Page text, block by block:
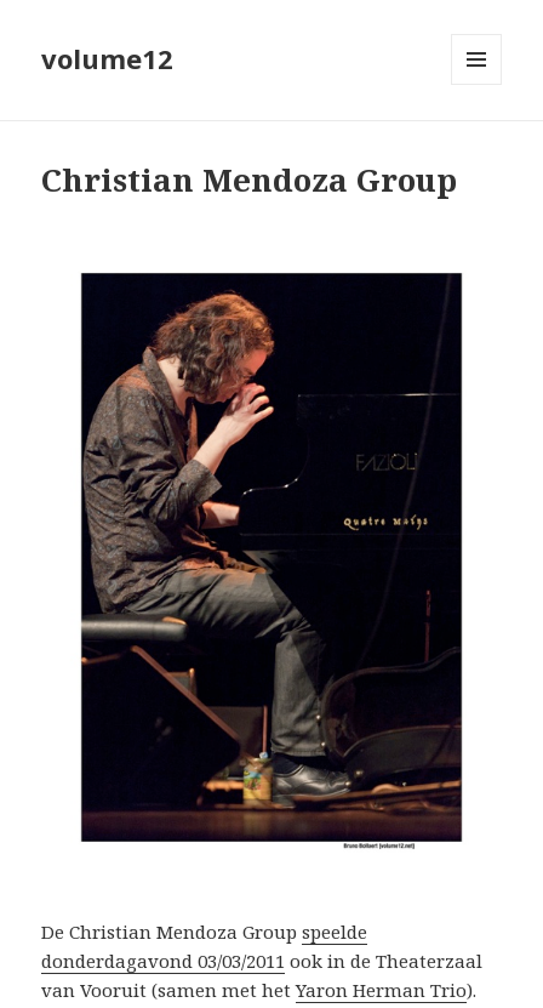
volume12
Christian Mendoza Group
De Christian Mendoza Groupspeelde
donderdagavond 03/03/2011 ook in de Theaterzaal
van Vooruit (samen met hetYaron Herman Trio).